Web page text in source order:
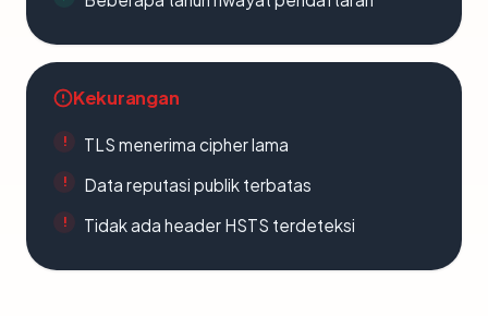
Kekurangan
TLS menerima cipher lama
Data reputasi publik terbatas
Tidak ada header HSTS terdeteksi